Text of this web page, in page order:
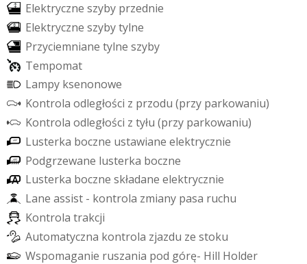
Elektryczne szyby przednie
Elektryczne szybytylne
Przyciemniane tylne szyby
Tempomat
Lampy ksenonowe
Kontrola odległości z przodu (przy parkowaniu)
Kontrola odległości z tyłu (przy parkowaniu)
Lusterka boczne ustawiane elektrycznie
Podgrzewane lusterka boczne
Lusterka boczne składane elektrycznie
Lane assist - kontrola zmiany pasa ruchu
Kontrola trakcji
Automatyczna kontrola zjazdu ze stoku
Wspomaganie ruszania pod górę- Hill Holder